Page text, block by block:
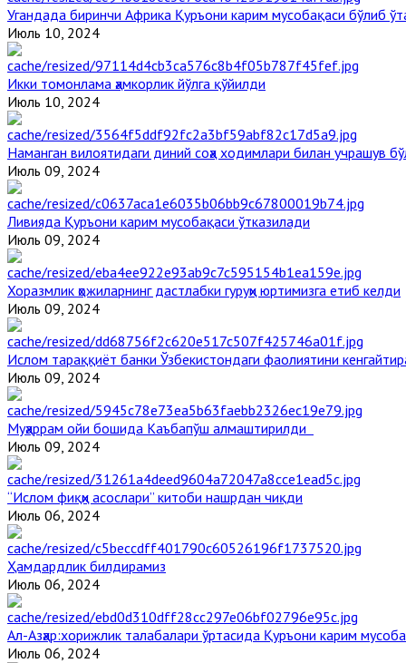
Угандада биринчи Aфрика Қуръони карим мусобақаси бўлиб
Июль 10, 2024
Икки томонлама ҳамкорлик йўлга қўйилди
Июль 10, 2024
Наманган вилоятидаги диний соҳа ходимлари билан учрашув
Июль 09, 2024
Ливияда Қуръони карим мусобақаси ўтказилади
Июль 09, 2024
Хоразмлик ҳожиларнинг дастлабки гуруҳи юртимизга етиб келди
Июль 09, 2024
Ислом тараққиёт банки Ўзбекистондаги фаолиятини
Июль 09, 2024
Муҳаррам ойи бошида Каъбапўш алмаштирилди
Июль 09, 2024
“Ислом фиқҳи асослари” китоби нашрдан чиқди
Июль 06, 2024
Ҳамдардлик билдирамиз
Июль 06, 2024
Aл-Aзҳар:хорижлик талабалари ўртасида Қуръони карим
Июль 06, 2024